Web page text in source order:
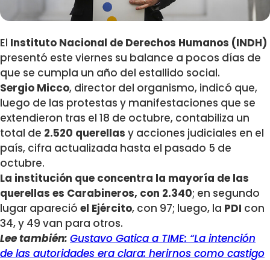
El Instituto Nacional de Derechos Humanos (INDH)
presentó este viernes su balance a pocos días de
que se cumpla un año del estallido social.
Sergio Micco, director del organismo, indicó que,
luego de las protestas y manifestaciones que se
extendieron tras el 18 de octubre, contabiliza un
total de 2.520 querellas y acciones judiciales en el
país, cifra actualizada hasta el pasado 5 de
octubre.
La institución que concentra la mayoría de las
querellas es Carabineros, con 2.340; en segundo
lugar apareció el Ejército, con 97; luego, la PDI con
34, y 49 van para otros.
Lee también: Gustavo Gatica a TIME: “La intención
de las autoridades era clara: herirnos como castigo